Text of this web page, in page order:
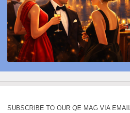
SUBSCRIBE TO OUR QE MAG VIA EMAIL